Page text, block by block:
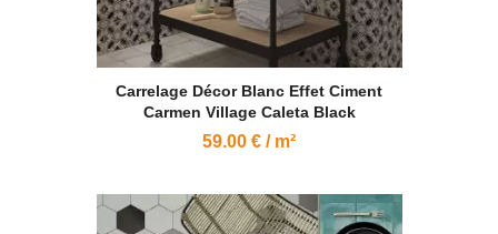
Carrelage Décor Blanc Effet Ciment
Carmen Village Caleta Black
59.00 € / m²